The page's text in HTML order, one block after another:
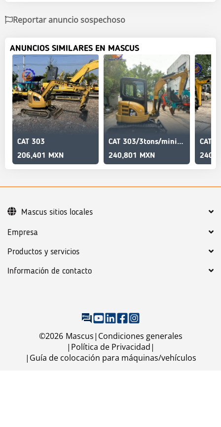
Reportar anuncio sospechoso
ANUNCIOS SIMILARES EN MASCUS
CAT 303
206,401 MXN
CAT 303/3tons/mini/Reliable quality/durable
240,801 MXN
Empresa
Productos y servicios
Información de contacto
©2026 Mascus Condiciones generales
Política de Privacidad
Guía de colocación para máquinas/vehículos
Mascus sitios locales